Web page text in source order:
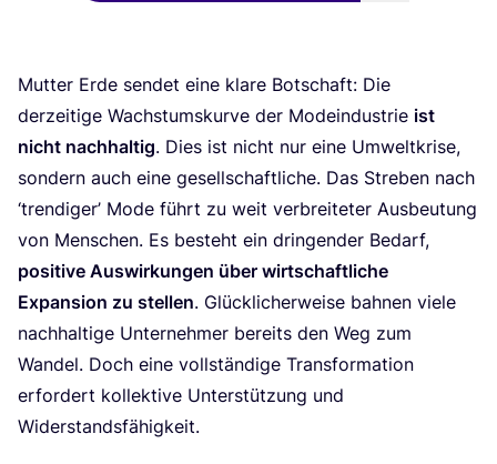
Mut­ter Erde sen­det eine kla­re Bot­schaft: Die
der­zei­ti­ge Wachs­tums­kur­ve der Mode­indus­trie ist
nicht nach­hal­tig. Dies ist nicht nur eine Umwelt­kri­se,
son­dern auch eine gesell­schaft­li­che. Das Stre­ben nach
‘tren­di­ger’ Mode führt zu weit ver­brei­te­ter Aus­beu­tung
von Men­schen. Es besteht ein drin­gen­der Bedarf,
posi­ti­ve Aus­wir­kun­gen über wirt­schaft­li­che
Expan­si­on zu stel­len. Glück­li­cher­wei­se bah­nen vie­le
nach­hal­ti­ge Unter­neh­mer bereits den Weg zum
Wan­del. Doch eine voll­stän­di­ge Trans­for­ma­ti­on
erfor­dert kol­lek­ti­ve Unter­stüt­zung und
Widerstandsfähigkeit.